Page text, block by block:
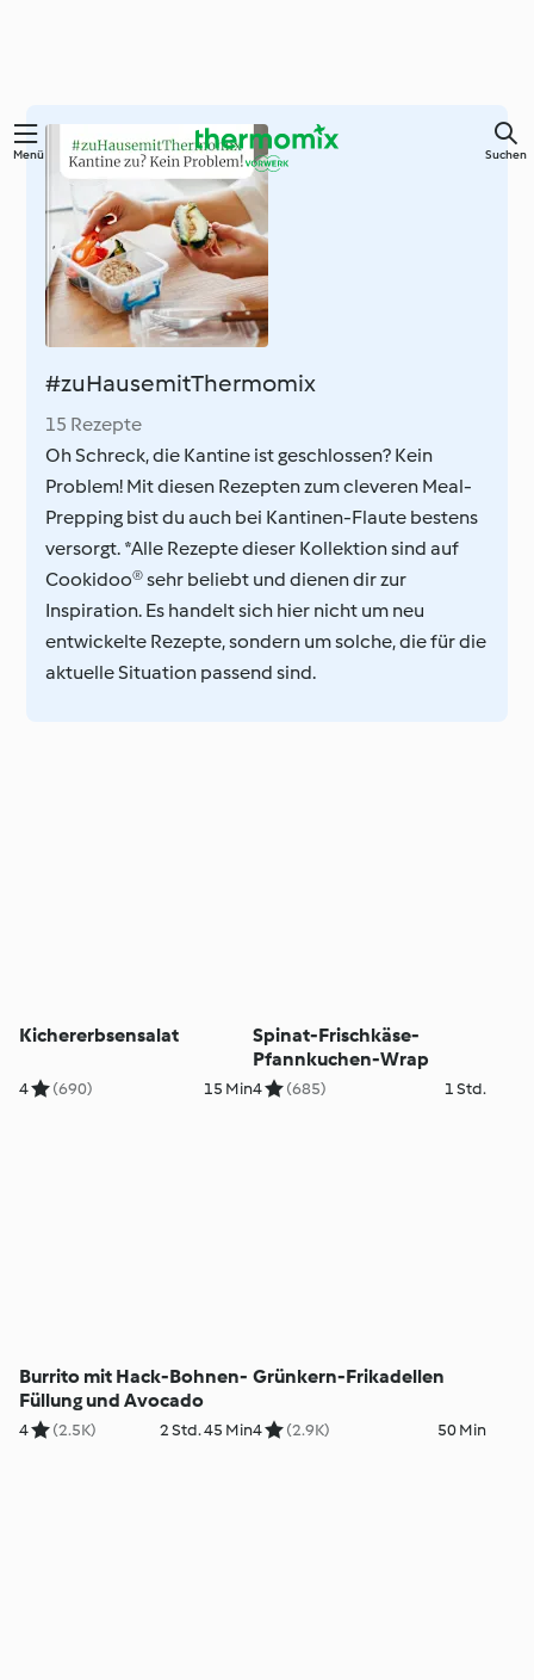
Zum
Hauptinhalt
Menü Suchen
#zuHausemitThermomix
15 Rezepte
Oh Schreck, die Kantine ist geschlossen? Kein
Problem! Mit diesen Rezepten zum cleveren Meal-
Prepping bist du auch bei Kantinen-Flaute bestens
versorgt. *Alle Rezepte dieser Kollektion sind auf
Cookidoo® sehr beliebt und dienen dir zur
Inspiration. Es handelt sich hier nicht um neu
entwickelte Rezepte, sondern um solche, die für die
aktuelle Situation passend sind.
Kichererbsensalat
4 (690) 15 Min
Spinat-Frischkäse-
Pfannkuchen-Wrap
4 (685) 1 Std.
Burrito mit Hack-Bohnen-
Füllung und Avocado
4 (2.5K) 2 Std. 45 Min
Grünkern-Frikadellen
4 (2.9K) 50 Min